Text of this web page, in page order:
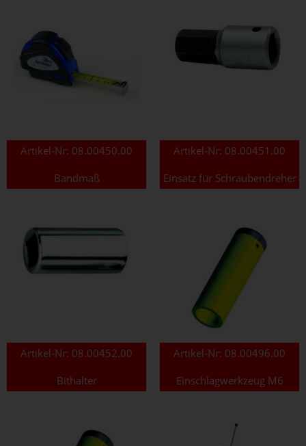
Artikel-Nr: 08.00450.00
Bandmaß
Artikel-Nr: 08.00451.00
Einsatz für Schraubendreher
Artikel-Nr: 08.00452.00
Bithalter
Artikel-Nr: 08.00496.00
Einschlagwerkzeug M6